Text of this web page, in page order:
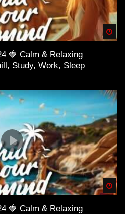
🍓 Calm & Relaxing
Study, Work, Sleep
🍓 Calm & Relaxing